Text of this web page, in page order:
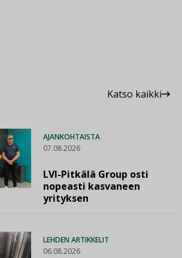
Katso kaikki
AJANKOHTAISTA
07.08.2026
LVI-Pitkälä Group osti
nopeasti kasvaneen
yrityksen
LEHDEN ARTIKKELIT
06.08.2026